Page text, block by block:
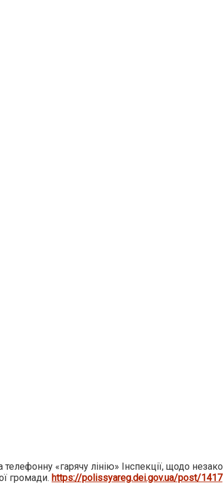
«гарячу лінію» Інспекції, щодо
громади. https://polissyareg.dei.gov.ua/post/1417